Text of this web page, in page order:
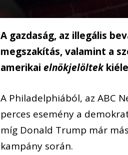
A gazdaság, az illegális
megszakítás, valamint a
amerikaielnökjelöltek
A Philadelphiából, az ABC
perces esemény a
míg Donald Trump már
kampány során.